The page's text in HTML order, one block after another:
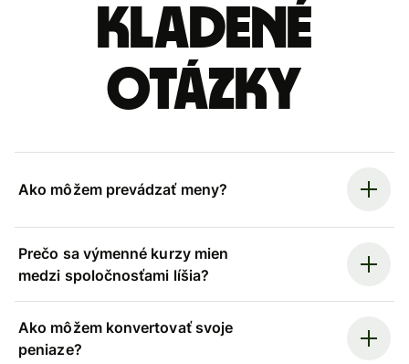
kladené
otázky
Ako môžem prevádzať meny?
Prečo sa výmenné kurzy mien
medzi spoločnosťami líšia?
Ako môžem konvertovať svoje
peniaze?